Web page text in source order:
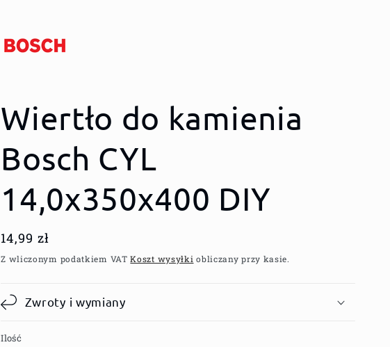
Wiertło do kamienia
Bosch CYL
14,0x350x400 DIY
Cena
regularna
14,99 zł
Z wliczonym podatkiem VATKoszt wysyłki obliczany przy kasie.
Zwroty i wymiany
Ilość